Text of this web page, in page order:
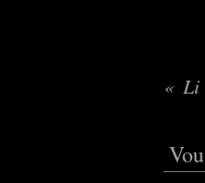
Li